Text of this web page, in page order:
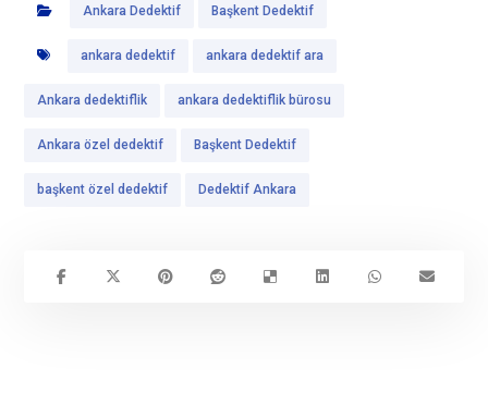
Ankara Dedektif Başkent Dedektif
ankara dedektif ankara dedektif ara
Ankara dedektiflik ankara dedektiflik bürosu
Ankara özel dedektif Başkent Dedektif
başkent özel dedektif Dedektif Ankara